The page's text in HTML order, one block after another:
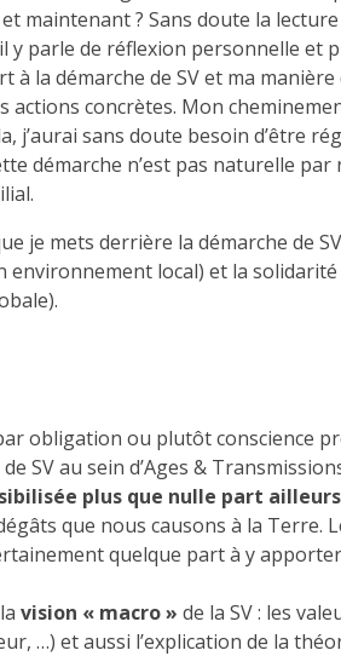
maintenant ? Sans doute la
y parle de réflexion personnelle et
la démarche de SV et ma manière
actions concrètes. Mon
j’aurai sans doute besoin d’être
démarche n’est pas naturelle
je mets derrière la démarche de
environnement local) et la
obligation ou plutôt conscience
SV au sein d’Ages &
plus que nulle part
que nous causons à la Terre.
quelque part à y
vision « macro » de la SV : les
…) et aussi l’explication de la